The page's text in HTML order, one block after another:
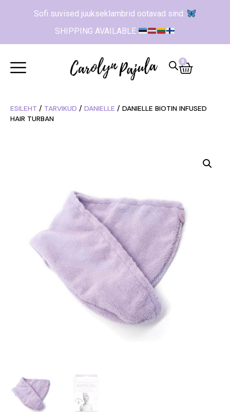
Sofi suvised juukseklambrid ootavad sind.
SHIPPING AVAILABLE
0
ESILEHT / TARVIKUD / DANIELLE / DANIELLE BIOTIN INFUSED
HAIR TURBAN